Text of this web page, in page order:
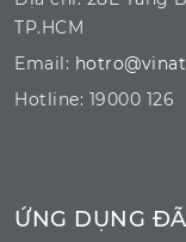
TP.HCM
Email:
Hotline: 19000 126
ỨNG DỤNG